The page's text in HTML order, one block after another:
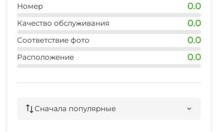
Номер 0.0
Качество обслуживания 0.0
Соответствие фото 0.0
Расположение 0.0
Сначала популярные